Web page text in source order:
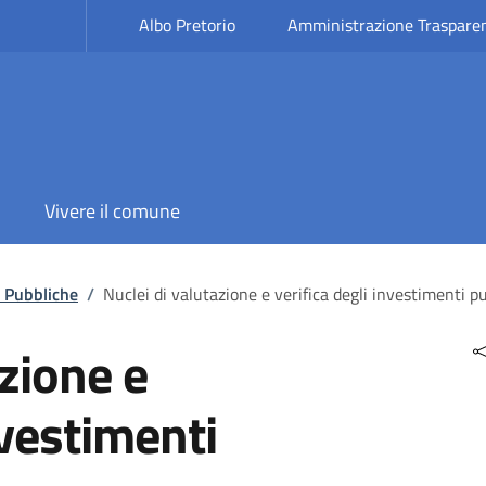
Albo Pretorio Amministrazione
Vivere il comune
/ Nuclei di valutazione e verifica degli investimenti
e